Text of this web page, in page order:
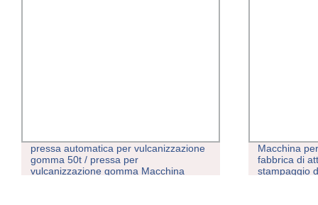
pressa automatica per vulcanizzazione
gomma 50t / pressa per
vulcanizzazione gomma Macchina
Macchina
fabbrica di
stampaggio